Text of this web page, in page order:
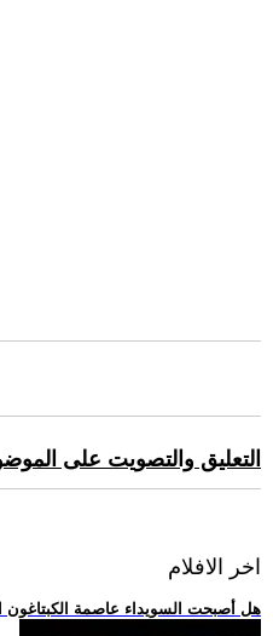
التعليق والتصويت على
اخر الافلام
.. هل أصبحت السويداء عاصمة الكبتاغون